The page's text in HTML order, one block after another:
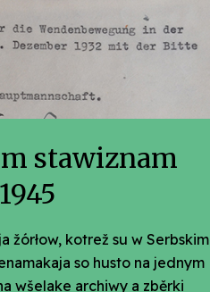
stawiznam
žórłow, kotrež su w Serbskim
so husto na jednym
wšelake archiwy a zběrki